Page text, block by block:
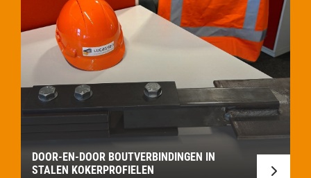
DOOR-EN-DOOR BOUTVERBINDINGEN IN
STALEN KOKERPROFIELEN